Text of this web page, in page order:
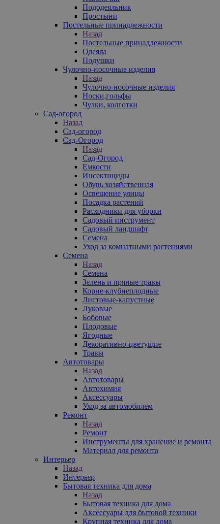
Пододеяльник
Простыни
Постельные принадлежности
Назад
Постельные принадлежности
Одеяла
Подушки
Чулочно-носочные изделия
Назад
Чулочно-носочные изделия
Носки,гольфы
Чулки, колготки
Сад-огород
Назад
Сад-огород
Сад-Огород
Назад
Сад-Огород
Емкости
Инсектициды
Обувь хозяйственная
Освещение улицы
Посадка растений
Расходники для уборки
Садовый инструмент
Садовый ландшафт
Семена
Уход за комнатными растениями
Семена
Назад
Семена
Зелень и пряные травы
Корне-клубнеплодные
Листовые-капустные
Луковые
Бобовые
Плодовые
Ягодные
Декоративно-цветущие
Травы
Автотовары
Назад
Автотовары
Автохимия
Аксессуары
Уход за автомобилем
Ремонт
Назад
Ремонт
Инструменты для хранение и ремонта
Материал для ремонта
Интерьер
Назад
Интерьер
Бытовая техника для дома
Назад
Бытовая техника для дома
Аксессуары для бытовой техники
Крупная техника для дома